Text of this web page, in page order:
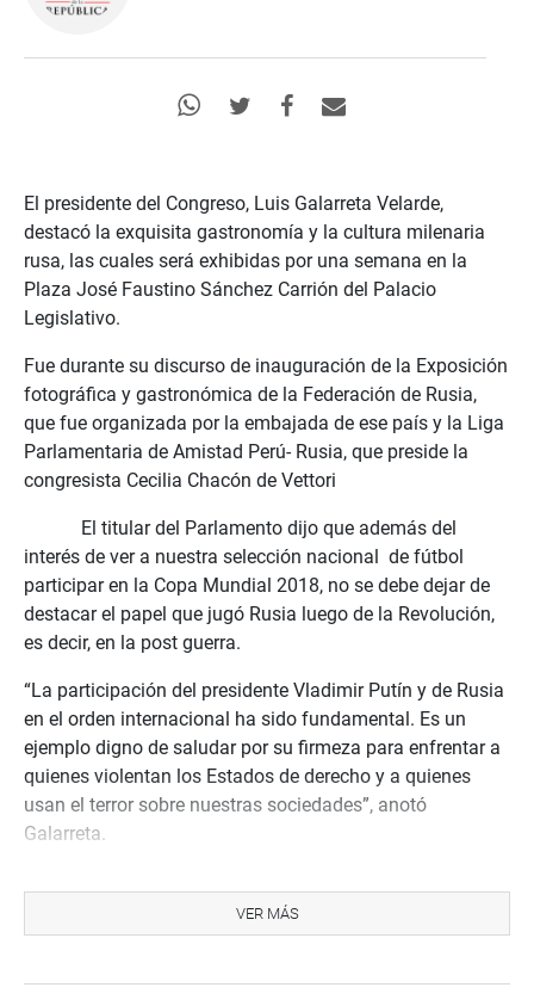
El presidente del Congreso, Luis Galarreta Velarde,
destacó la exquisita gastronomía y la cultura milenaria
rusa, las cuales será exhibidas por una semana en la
Plaza José Faustino Sánchez Carrión del Palacio
Legislativo.
Fue durante su discurso de inauguración de la Exposición
fotográfica y gastronómica de la Federación de Rusia,
que fue organizada por la embajada de ese país y la Liga
Parlamentaria de Amistad Perú- Rusia, que preside la
congresista Cecilia Chacón de Vettori
El titular del Parlamento dijo que además del
interés de ver a nuestra selección nacional de fútbol
participar en la Copa Mundial 2018, no se debe dejar de
destacar el papel que jugó Rusia luego de la Revolución,
es decir, en la post guerra.
“La participación del presidente Vladimir Putín y de Rusia
en el orden internacional ha sido fundamental. Es un
ejemplo digno de saludar por su firmeza para enfrentar a
quienes violentan los Estados de derecho y a quienes
usan el terror sobre nuestras sociedades”, anotó
Galarreta.
exposición fotográfica y gastronómica servirá para unir a
dos pueblos y dos costumbres, en referencia a Rusia y
VER MÁS